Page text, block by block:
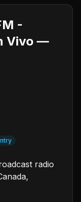
-
Vivo —
radio